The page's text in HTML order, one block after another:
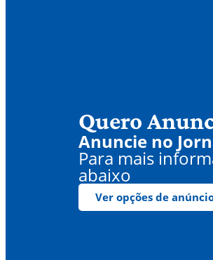
Quero
Anuncie no
Para mais
abaixo
Ver opções de